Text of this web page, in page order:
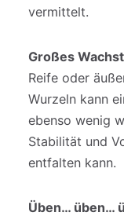
vermittelt.
Großes
Reife oder
Wurzeln kann
ebenso wenig
Stabilität und
entfalten kann.
Üben… üben…